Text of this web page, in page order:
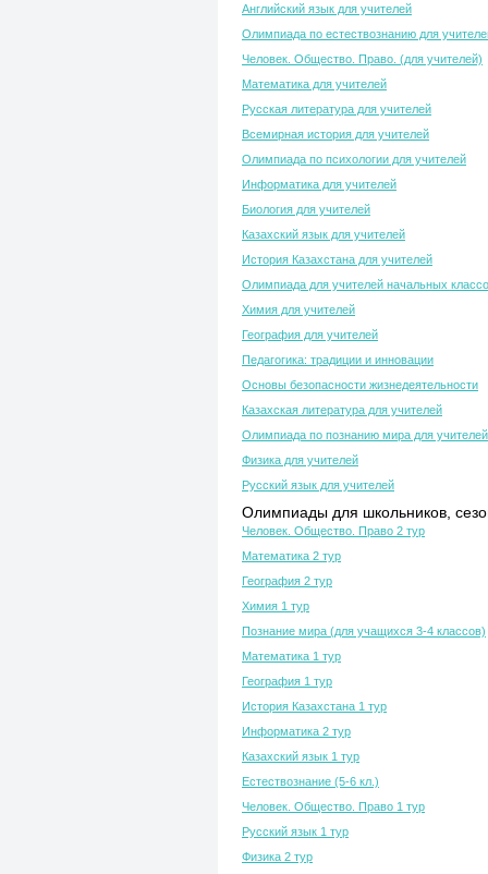
Английский язык для учителей
Олимпиада по естествознанию для
Человек. Общество. Право. (для учителей)
Математика для учителей
Русская литература для учителей
Всемирная история для учителей
Олимпиада по психологии для учителей
Информатика для учителей
Биология для учителей
Казахский язык для учителей
История Казахстана для учителей
Олимпиада для учителей начальных
Химия для учителей
География для учителей
Педагогика: традиции и инновации
Основы безопасности жизнедеятельности
Казахская литература для учителей
Олимпиада по познанию мира для учителей
Физика для учителей
Русский язык для учителей
Олимпиады для школьников,
Человек. Общество. Право 2 тур
Математика 2 тур
География 2 тур
Химия 1 тур
Познание мира (для учащихся 3-4 классов)
Математика 1 тур
География 1 тур
История Казахстана 1 тур
Информатика 2 тур
Казахский язык 1 тур
Естествознание (5-6 кл.)
Человек. Общество. Право 1 тур
Русский язык 1 тур
Физика 2 тур